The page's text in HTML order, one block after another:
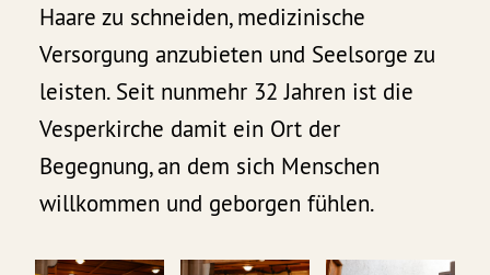
Haare zu schneiden, medizinische
Versorgung anzubieten und Seelsorge zu
leisten. Seit nunmehr 32 Jahren ist die
Vesperkirche damit ein Ort der
Begegnung, an dem sich Menschen
willkommen und geborgen fühlen.